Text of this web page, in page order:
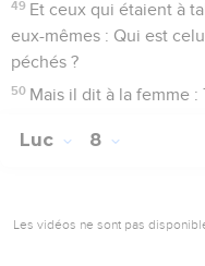
49 Et ceux qui étaient à
eux-mêmes : Qui est
péchés ?
50 Mais il dit à la femme :
Luc 8
Les vidéos ne sont pas